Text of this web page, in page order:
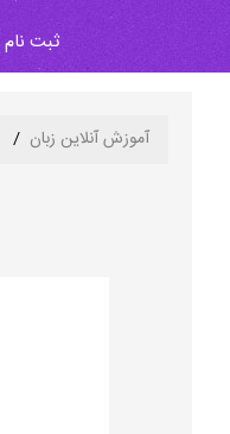
ثبت نام
آموزش آنلاین زبان